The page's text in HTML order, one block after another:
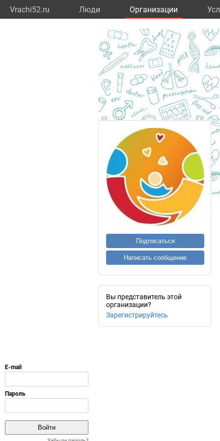
Vrachi52.ru Люди Организации
Подписаться
Написать сообщение
Вы представитель этой
организации?
Зарегистрируйтесь